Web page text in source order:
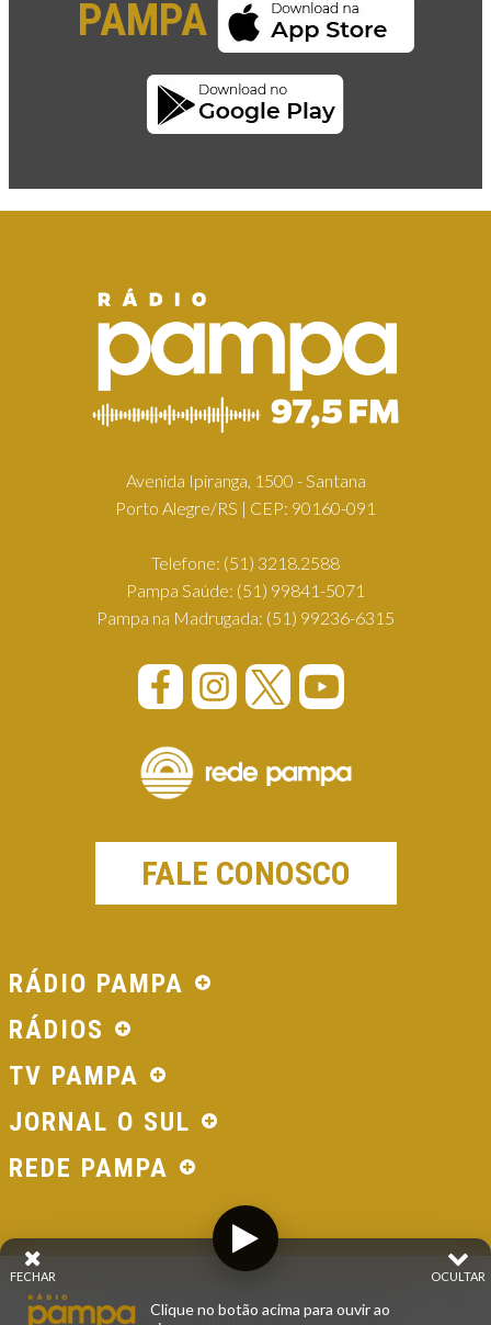
PAMPA
Avenida Ipiranga, 1500 - Santana
Porto Alegre/RS | CEP: 90160-091
Telefone: (51) 3218.2588
Pampa Saúde: (51) 99841-5071
Pampa na Madrugada: (51) 99236-6315
FALE CONOSCO
RÁDIO PAMPA
RÁDIOS
TV PAMPA
JORNAL O SUL
REDE PAMPA
© 2026 - Direitos Reservados - Rádio Pampa - Rede
Pampa de Comunicação | RS - Brasil.
OCULTAR
FECHAR
Clique no botão acima para ouvir ao